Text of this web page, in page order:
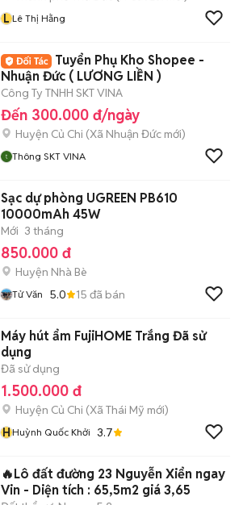
L Lê Thị Hằng
Tuyển Phụ Kho Shopee -
Nhuận Đức ( LƯƠNG LIỀN )
Công Ty TNHH SKT VINA
Đến 300.000 đ/ngày
Huyện Củ Chi (Xã Nhuận Đức mới)
Thông SKT VINA
Sạc dự phòng UGREEN PB610
10000mAh 45W
Mới 3 tháng
850.000 đ
Huyện Nhà Bè
Tử Văn 5.0 15 đã bán
Máy hút ẩm FujiHOME Trắng Đã sử
dụng
Đã sử dụng
1.500.000 đ
Huyện Củ Chi (Xã Thái Mỹ mới)
HHuỳnh Quốc Khởi 3.7
🔥Lô đất đường 23 Nguyễn Xiển ngay
Vin - Diện tích : 65,5m2 giá 3,65